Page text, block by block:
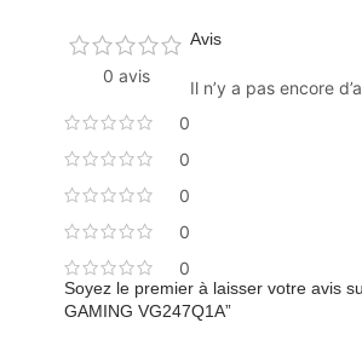
0 avis
0
0
0
0
0
Avis
Il n’y a pas encore
Soyez le premier à laisser votre avis
GAMING VG247Q1A”